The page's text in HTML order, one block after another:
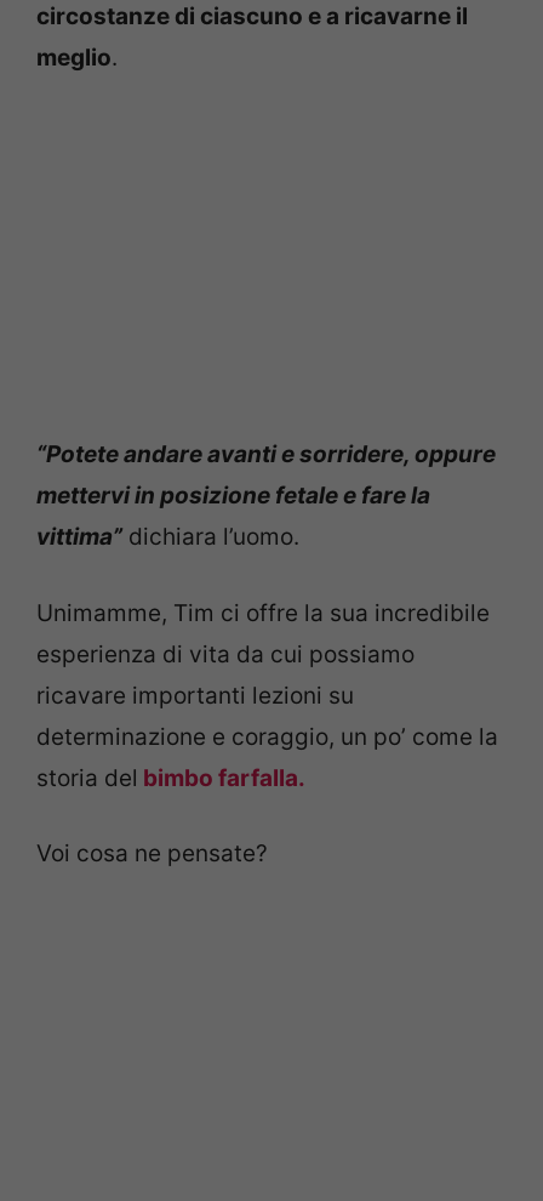
circostanze di ciascuno e a ricavarne il
meglio.
“Potete andare avanti e sorridere, oppure
mettervi in posizione fetale e fare la
vittima” dichiara l’uomo.
Unimamme, Tim ci offre la sua incredibile
esperienza di vita da cui possiamo
ricavare importanti lezioni su
determinazione e coraggio, un po’ come la
storia del bimbo farfalla.
Voi cosa ne pensate?